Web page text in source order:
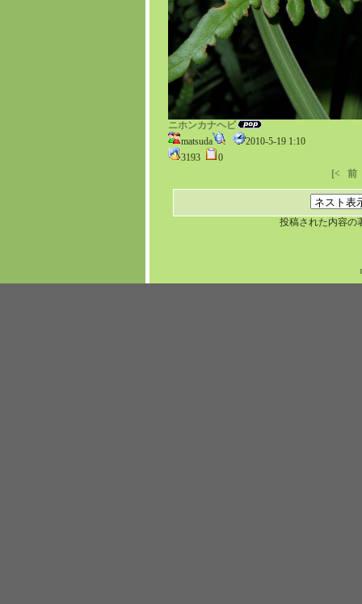
ニホンカナヘビ
matsuda
2010-5-19 1:10
3193
0
[<
前
投稿された内容の